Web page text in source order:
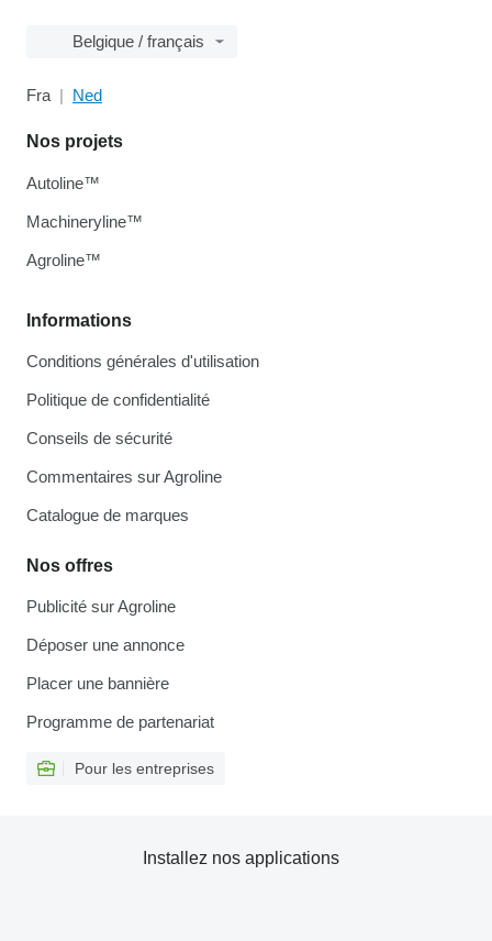
Belgique / français
Fra Ned
Informations
Conditions générales d'utilisation
Politique de confidentialité
Conseils de sécurité
Commentaires sur Agroline
Catalogue de marques
Nos offres
Publicité sur Agroline
Déposer une annonce
Placer une bannière
Programme de partenariat
Pour les entreprises
Nos projets
Autoline™
Machineryline™
Agroline™
Installez nos applications